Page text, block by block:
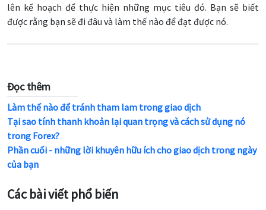
lên kế hoạch để thực hiện những mục tiêu đó. Bạn sẽ biết
được rằng bạn sẽ đi đâu và làm thế nào để đạt được nó.
Đọc thêm
Làm thế nào để tránh tham lam trong giao dịch
Tại sao tính thanh khoản lại quan trọng và cách sử dụng nó
trong Forex?
Phần cuối - những lời khuyên hữu ích cho giao dịch trong ngày
của bạn
Các bài viết phổ biến